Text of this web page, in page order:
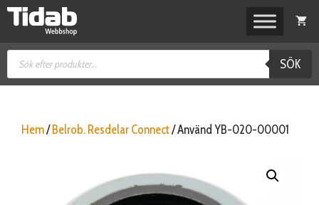
Hoppa
Produktsökning
SÖK
Hem/ Belrob. Resdelar Connect/ Använd YB-020-00001